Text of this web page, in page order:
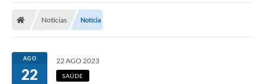
Transparência
Câmara Municipal
Notícias Notícia
AGO
22
22 AGO 2023
SAÚDE